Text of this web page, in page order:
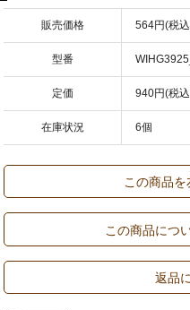
販売価格 564円(税
型番
定価 940円(税
在庫状況 6個
この商品
この商品につ
返品